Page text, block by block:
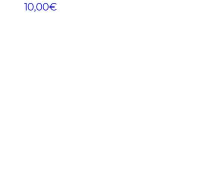
10,00€